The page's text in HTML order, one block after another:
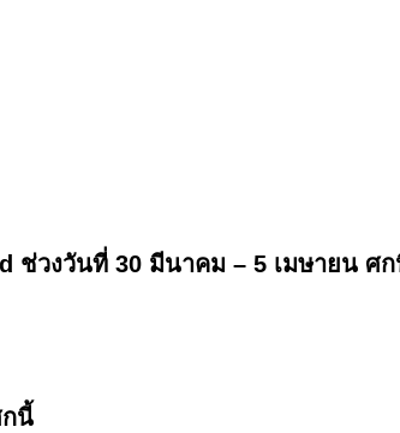
ช่วงวันที่ 30 มีนาคม – 5 เมษายน ศ
กนี้